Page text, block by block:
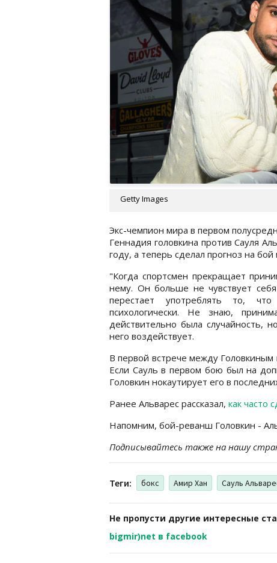
Getty Images
Экс-чемпион мира в первом
Геннадия головкина против Сауля
году, а теперь сделал прогноз на
"Когда спортсмен прекращает
нему. Он больше не чувствует
перестает употреблять то,
психологически. Не знаю,
действительно была случайность,
него воздействует.
В первой встрече между Головкиным
Если Сауль в первом бою был на
Головкин нокаутирует его в
Ранее Альварес рассказал, как часто
Напомним, бой-реванш Головкин -
Подписывайтесь также на нашу
Теги: бокс Амир Хан Сауль
Не пропусти другие интересные
bigmir)net в facebook